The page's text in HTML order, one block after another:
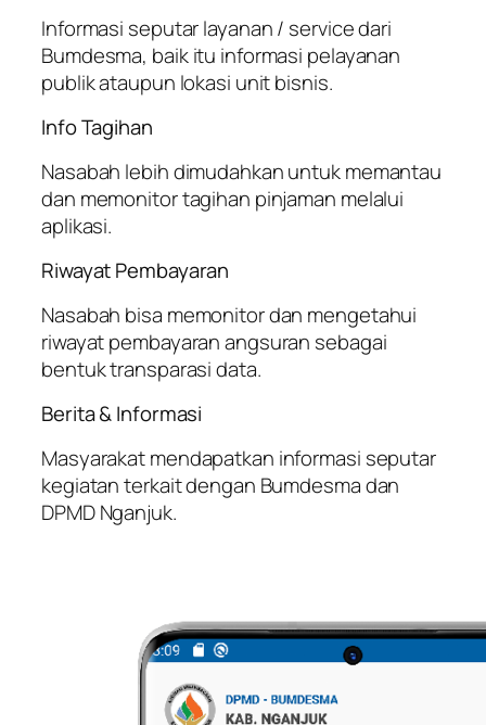
Informasi seputar layanan / service dari
Bumdesma, baik itu informasi pelayanan
publik ataupun lokasi unit bisnis.
Info Tagihan
Nasabah lebih dimudahkan untuk memantau
dan memonitor tagihan pinjaman melalui
aplikasi.
Riwayat Pembayaran
Nasabah bisa memonitor dan mengetahui
riwayat pembayaran angsuran sebagai
bentuk transparasi data.
Berita & Informasi
Masyarakat mendapatkan informasi seputar
kegiatan terkait dengan Bumdesma dan
DPMD Nganjuk.